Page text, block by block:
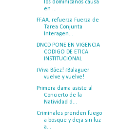
los dominicanos causa
en ...
FF.AA. refuerza Fuerza de
Tarea Conjunta
Interagen...
DNCD PONE EN VIGENCIA
CODIGO DE ETICA
INSTITUCIONAL
¡Viva Báez! ¡Balaguer
vuelve y vuelve!
Primera dama asiste al
Concierto de la
Natividad d...
Criminales prenden fuego
a bosque y deja sin luz
a...